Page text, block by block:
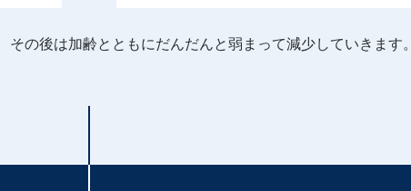
の後は加齢とともにだんだんと弱まって減少していきます。